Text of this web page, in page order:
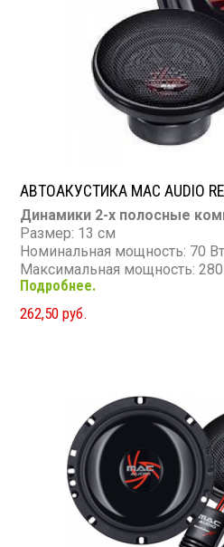
АВТОАКУСТИКА MAC AUDIO
Динамики 2-х полосные
Размер: 13 см
Номинальная мощность: 70 Вт
Максимальная мощность:
Диапазон частот: 36 - 26 000 Гц
Чувствительность: 90 дБ
Сопротивление: 4 Ом
Подробнее.
262,50 руб.